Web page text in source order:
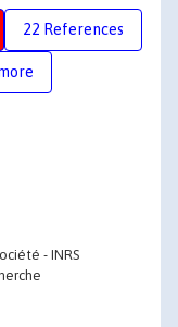
22 References
- INRS